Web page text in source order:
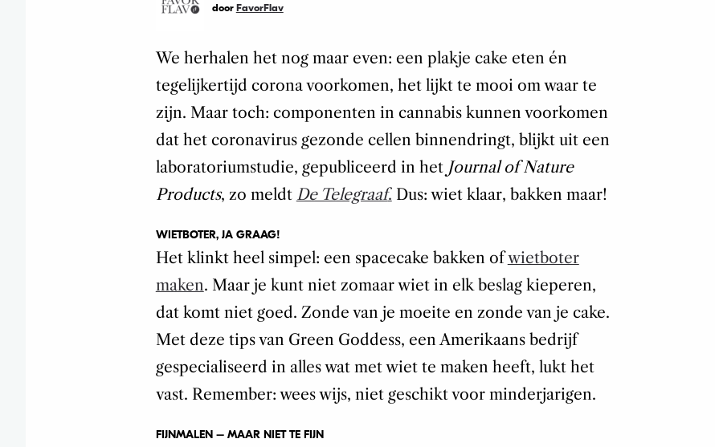
door FavorFlav
We herhalen het nog maar even: een plakje cake eten én
tegelijkertijd corona voorkomen, het lijkt te mooi om waar te
zijn. Maar toch: componenten in cannabis kunnen voorkomen
dat het coronavirus gezonde cellen binnendringt, blijkt uit een
laboratoriumstudie, gepubliceerd in het Journal of Nature
Products, zo meldt De Telegraaf.Dus: wiet klaar, bakken maar!
WIETBOTER, JA GRAAG!
Het klinkt heel simpel: een spacecake bakken ofwietboter
maken. Maar je kunt niet zomaar wiet in elk beslag kieperen,
dat komt niet goed. Zonde van je moeite en zonde van je cake.
Met deze tips van Green Goddess, een Amerikaans bedrijf
gespecialiseerd in alles wat met wiet te maken heeft, lukt het
vast. Remember: wees wijs, niet geschikt voor minderjarigen.
FIJNMALEN – MAAR NIET TE FIJN